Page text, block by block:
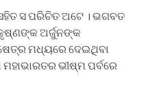
ସ ପରିଚିତ ଅଟେ । ଭଗବତ
ଅର୍ଜୁନଙ୍କ
ମଧ୍ୟରେ ଦେଇଥିବା
ଭୀଷ୍ମ ପର୍ବରେ